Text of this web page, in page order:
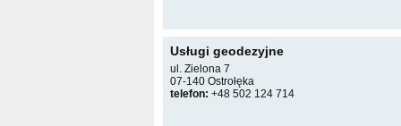
Usługi geodezyjne
ul. Zielona 7
07-140 Ostrołęka
telefon: +48 502 124 714